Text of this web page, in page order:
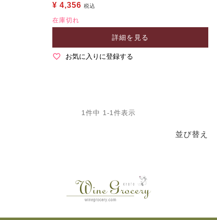
¥ 4,356 税込
在庫切れ
詳細を見る
お気に入りに登録する
並び替え
1 件中 1 -1件表示